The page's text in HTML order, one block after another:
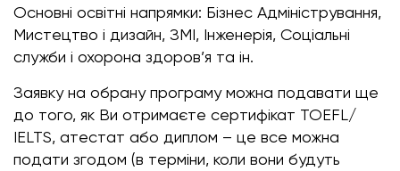
Основні освітні напрямки: Бізнес Адміністрування,
Мистецтво і дизайн, ЗМІ, Інженерія, Соціальні
служби і охорона здоров’я та ін.
Заявку на обрану програму можна подавати ще
до того, як Ви отримаєте сертифікат TOEFL/
IELTS, атестат або диплом – це все можна
подати згодом (в терміни, коли вони будуть